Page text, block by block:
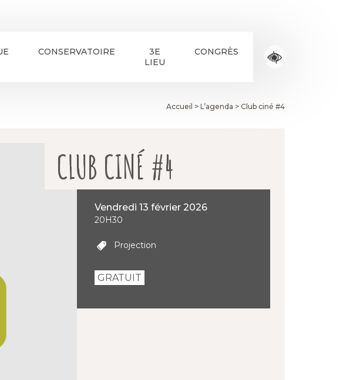
CONSERVATOIRE
3E
LIEU
CONGRÈS
Accueil > L’agenda > Club ciné #4
CLUB CINÉ #4
vendredi 13 février 2026
20H30
Projection
GRATUIT